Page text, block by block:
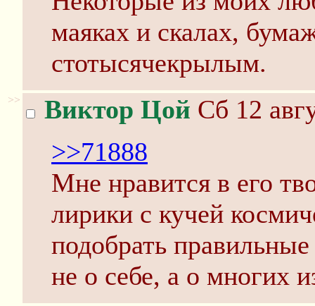
маяках и скалах,
стотысячекрылым.
>> Виктор Цой Сб 12
>>71888
Мне нравится в его
лирики с кучей
подобрать правильные
не о себе, а о многих